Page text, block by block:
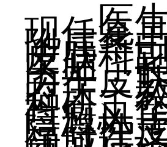
医生
现任复
附属华
皮肤科
医师，
力于皮
临床、
科研工
白癜风
障碍性